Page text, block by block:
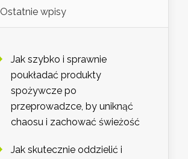
Ostatnie wpisy
Jak szybko i sprawnie
poukładać produkty
spożywcze po
przeprowadzce, by uniknąć
chaosu i zachować świeżość
Jak skutecznie oddzielić i